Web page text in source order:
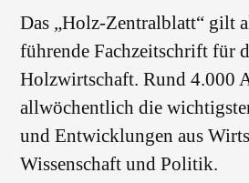
Das „Holz-Zentralblatt“ gilt
führende Fachzeitschrift für
Holzwirtschaft. Rund 4.000
allwöchentlich die
und Entwicklungen aus
Wissenschaft und Politik.